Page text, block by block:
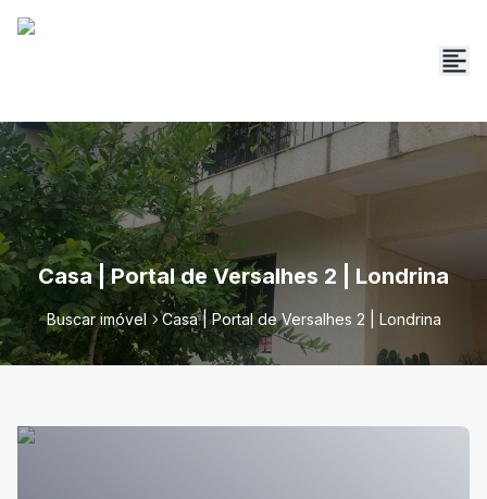
Casa | Portal de Versalhes 2 | Londrina
Buscar imóvel Casa | Portal de Versalhes 2 | Londrina